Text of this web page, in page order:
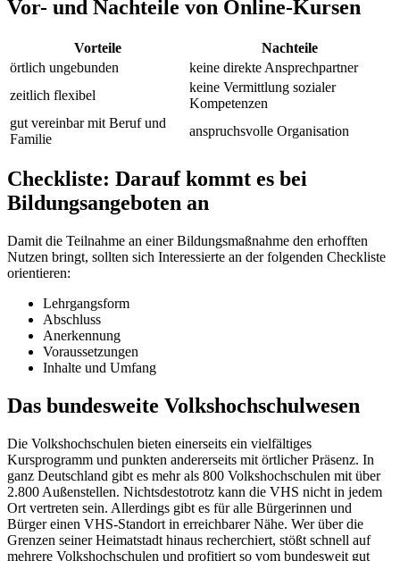
Vor- und Nachteile von Online-Kursen
Vorteile
Nachteile
örtlich ungebunden
keine direkte Ansprechpartner
zeitlich flexibel
keine Vermittlung sozialer
Kompetenzen
gut vereinbar mit Beruf und
Familie
anspruchsvolle Organisation
Checkliste: Darauf kommt es bei
Bildungsangeboten an
Damit die Teilnahme an einer Bildungsmaßnahme den erhofften
Nutzen bringt, sollten sich Interessierte an der folgenden Checkliste
orientieren:
Lehrgangsform
Abschluss
Anerkennung
Voraussetzungen
Inhalte und Umfang
Das bundesweite Volkshochschulwesen
Die Volkshochschulen bieten einerseits ein vielfältiges
Kursprogramm und punkten andererseits mit örtlicher Präsenz. In
ganz Deutschland gibt es mehr als 800 Volkshochschulen mit über
2.800 Außenstellen. Nichtsdestotrotz kann die VHS nicht in jedem
Ort vertreten sein. Allerdings gibt es für alle Bürgerinnen und
Bürger einen VHS-Standort in erreichbarer Nähe. Wer über die
Grenzen seiner Heimatstadt hinaus recherchiert, stößt schnell auf
mehrere Volkshochschulen und profitiert so vom bundesweit gut